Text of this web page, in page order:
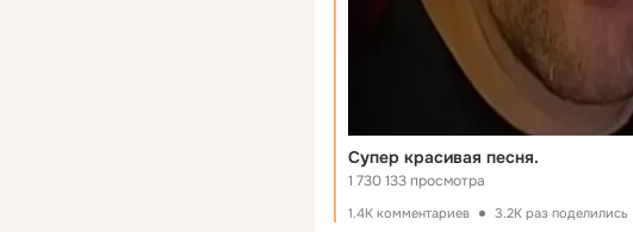
Супер красивая песня.
1 730 133 просмотра
1.4K комментариев 3.2K раз поделились